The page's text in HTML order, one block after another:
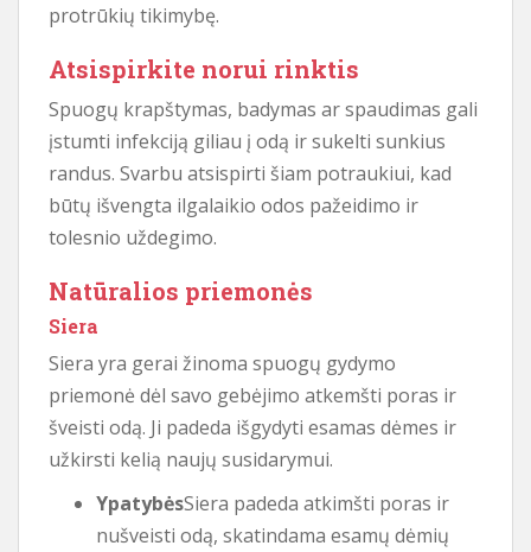
protrūkių tikimybę.
Atsispirkite norui rinktis
Spuogų krapštymas, badymas ar spaudimas gali
įstumti infekciją giliau į odą ir sukelti sunkius
randus. Svarbu atsispirti šiam potraukiui, kad
būtų išvengta ilgalaikio odos pažeidimo ir
tolesnio uždegimo.
Natūralios priemonės
Siera
Siera yra gerai žinoma spuogų gydymo
priemonė dėl savo gebėjimo atkemšti poras ir
šveisti odą. Ji padeda išgydyti esamas dėmes ir
užkirsti kelią naujų susidarymui.
YpatybėsSiera padeda atkimšti poras ir
nušveisti odą, skatindama esamų dėmių